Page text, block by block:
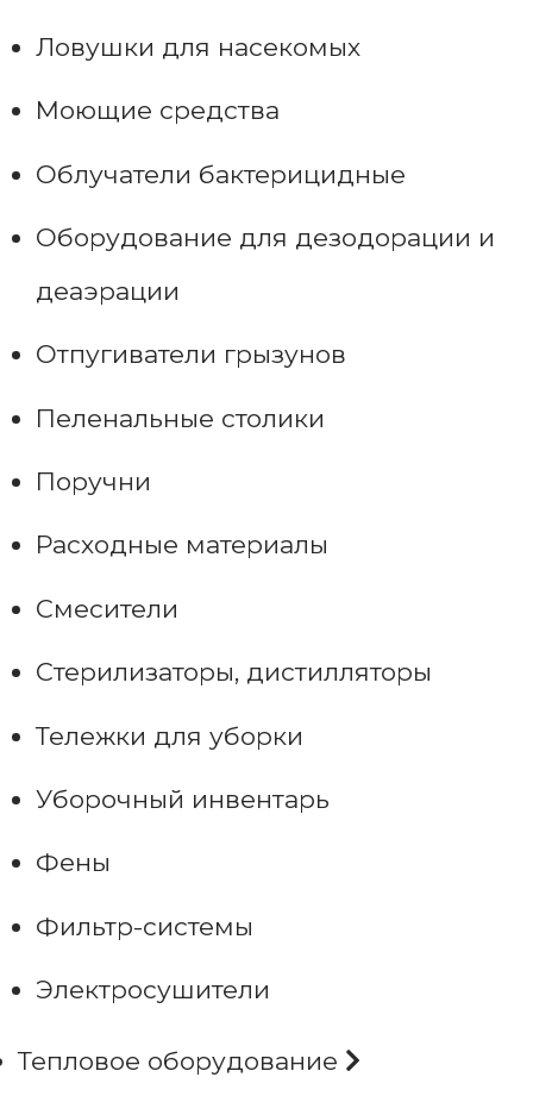
Ловушки для насекомых
Моющие средства
Облучатели бактерицидные
Оборудование для дезодорации и
деаэрации
Отпугиватели грызунов
Пеленальные столики
Поручни
Расходные материалы
Смесители
Стерилизаторы, дистилляторы
Тележки для уборки
Уборочный инвентарь
Фены
Фильтр-системы
Электросушители
Тепловое оборудование